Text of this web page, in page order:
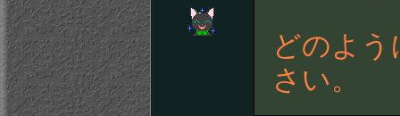
どのよ
さい。